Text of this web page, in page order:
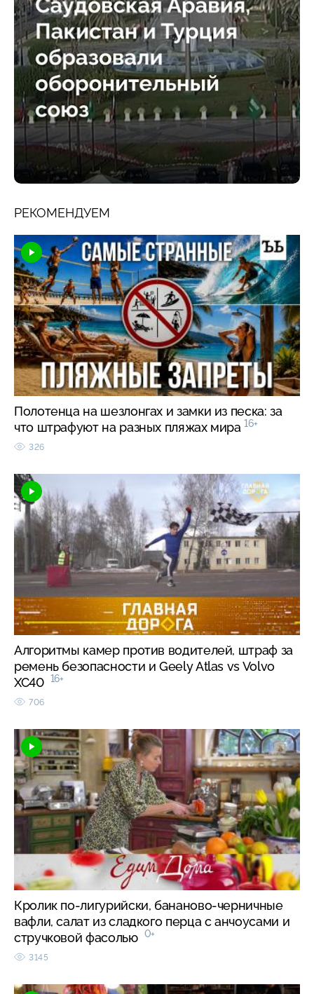
РЕКОМЕНДУЕМ
Полотенца на шезлонгах и замки из песка: за
что штрафуют на разных пляжах мира 16+
326
Алгоритмы камер против водителей, штраф за
ремень безопасности и Geely Atlas vs Volvo
XC40 16+
706
Кролик по-лигурийски, бананово-черничные
вафли, салат из сладкого перца с анчоусами и
стручковой фасолью 0+
3145